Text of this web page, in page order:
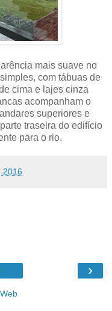
mais suave no
com tábuas de
cima e lajes cinza
acompanham o
superiores e
traseira do edifício
para o rio.
2016
›